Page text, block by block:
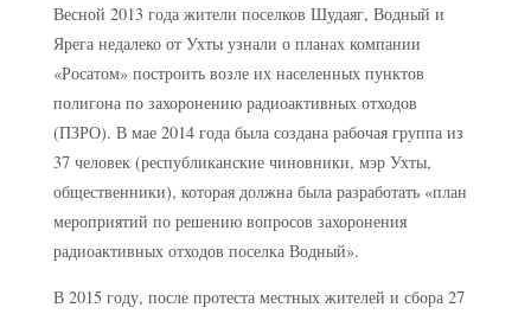
Весной 2013 года жители поселков Шудаяг, Водный и
Ярега недалеко от Ухты узнали о планах компании
«Росатом» построить возле их населенных пунктов
полигона по захоронению радиоактивных отходов
(ПЗРО). В мае 2014 года была создана рабочая группа из
37 человек (республиканские чиновники, мэр Ухты,
общественники), которая должна была разработать «план
мероприятий по решению вопросов захоронения
радиоактивных отходов поселка Водный».
В 2015 году, после протеста местных жителей и сбора 27